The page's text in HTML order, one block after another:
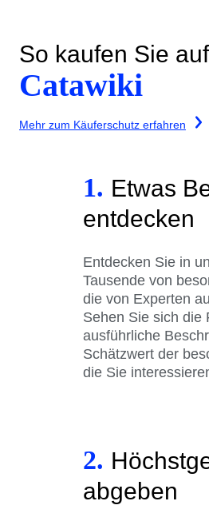
So kaufen Sie auf
Catawiki
Mehr zum Käuferschutz erfahren
1. Etwas
entdecken
Entdecken Sie in
Tausende von
die von Experten
Sehen Sie sich die
ausführliche
Schätzwert der
die Sie
2.
abgeben